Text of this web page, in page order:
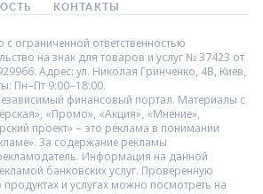
КОНТАКТЫ
ограниченной ответственностью
на знак для товаров и услуг № 37423 от
Адрес: ул. Николая Гринченко, 4В, Киев,
Пн–Пт 9:00–18:00.
финансовый портал. Материалы с
«Промо», «Акция», «Мнение»,
проект» – это реклама в понимании
За содержание рекламы
рекламодатель. Информация на данной
банковских услуг. Проверенную
и услугах можно посмотреть на